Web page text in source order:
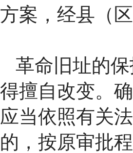
方案，经县（
革命旧址的
得擅自改变。
应当依照有关
的，按原审批程